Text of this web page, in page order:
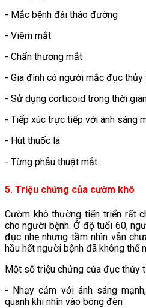
- Mắc bệnh đái tháo đường
- Viêm mắt
- Chấn thương mắt
- Gia đình có người mắc đục thủy
- Sử dụng corticoid trong thời
- Tiếp xúc trực tiếp với ánh sáng
- Hút thuốc lá
- Từng phẫu thuật mắt
5. Triệu chứng của cườm khô
Cườm khô thường tiến triển rất
cho người bệnh. Ở độ tuổi 60,
đục nhẹ nhưng tầm nhìn vẫn
hầu hết người bệnh đã không thể
Một số triệu chứng của đục thủy
- Nhạy cảm với ánh sáng
quanh khi nhìn vào bóng đèn